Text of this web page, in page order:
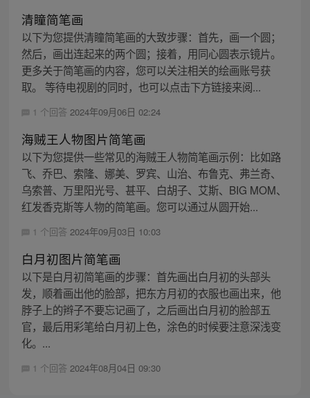
清瞳简笔画
以下为您提供清瞳简笔画的大致步骤：首先，画一个圆；
然后，画出连起来的两个圆；接着，用同心圆表示镜片。
更多关于简笔画的内容，您可以关注相关的绘画账号获
取。 等待电视剧的同时，也可以点击下方链接来阅...
1 个回答 2024年09月06日 02:24
海贼王人物图片简笔画
以下为您提供一些常见的海贼王人物简笔画示例：比如路
飞、乔巴、索隆、娜美、罗宾、山治、布鲁克、弗兰奇、
乌索普、万里阳光号、甚平、白胡子、艾斯、BIG MOM、
红发香克斯等人物的简笔画。您可以通过从圆开始...
1 个回答 2024年09月03日 10:03
白月初图片简笔画
以下是白月初简笔画的步骤：首先画出白月初的头部头
发，顺着画出他的脸部，把东方月初的衣服也画出来，他
脖子上的辫子不要忘记画了，之后画出白月初的脸部五
官，最后用彩笔给白月初上色，涂色的时候要注意深浅变
化。...
1 个回答 2024年08月04日 09:30